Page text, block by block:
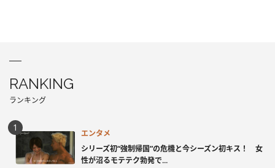
RANKING
ランキング
エンタメ
シリーズ初“強制帰国”の危機と今シーズン初キス！ 女
性が沼るモテテク勃発で...